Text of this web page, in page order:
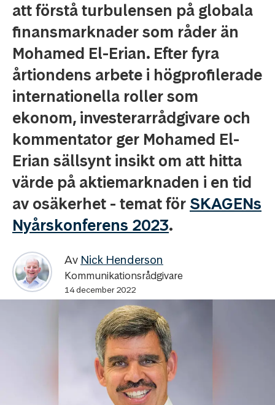
att förstå turbulensen på globala
finansmarknader som råder än
Mohamed El-Erian. Efter fyra
årtiondens arbete i högprofilerade
internationella roller som
ekonom, investerarrådgivare och
kommentator ger Mohamed El-
Erian sällsynt insikt om att hitta
värde på aktiemarknaden i en tid
av osäkerhet - temat för SKAGENs
Nyårskonferens 2023.
Av Nick Henderson
Kommunikationsrådgivare
14 december 2022